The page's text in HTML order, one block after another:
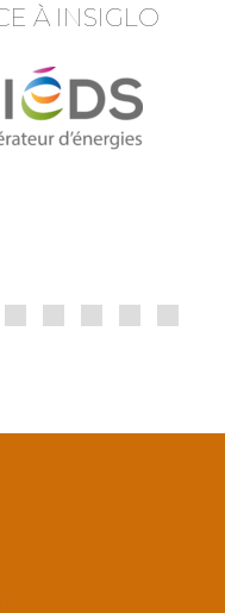
À INSIGLO